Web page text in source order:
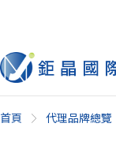
首頁 代理品牌總覽